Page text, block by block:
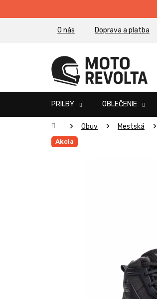
O nás Doprava a platba
PRILBY OBLEČENIE
DomovObuv Mestská
Akcia